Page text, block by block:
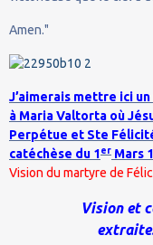
Amen."
J’aimerais mettre ici
à Maria Valtorta où
Perpétue et Ste
catéchèse du 1er Mars
Vision du martyre de
Vision et